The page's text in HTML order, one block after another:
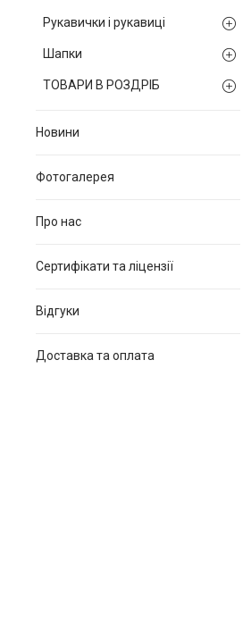
Рукавички і рукавиці
Шапки
ТОВАРИ В РОЗДРІБ
Новини
Фотогалерея
Про нас
Сертифікати та ліцензії
Відгуки
Доставка та оплата